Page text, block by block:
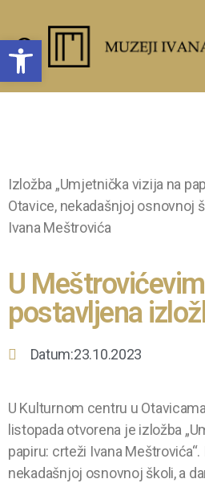
Pretraži
Izložba „Umjetnička vizija na
Otavice, nekadašnjoj osnovnoj
Ivana Meštrovića
U
postavljena
Datum:23.10.2023
U Kulturnom centru u
listopada otvorena je izložba
papiru: crteži Ivana
nekadašnjoj osnovnoj školi, a
Open toolbar